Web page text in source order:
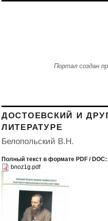
Портал создан
ДОСТОЕВСКИЙ И
ЛИТЕРАТУРЕ
Белопольский В.Н.
Полный текст в формате PDF / DOC:
bnoz1g.pdf